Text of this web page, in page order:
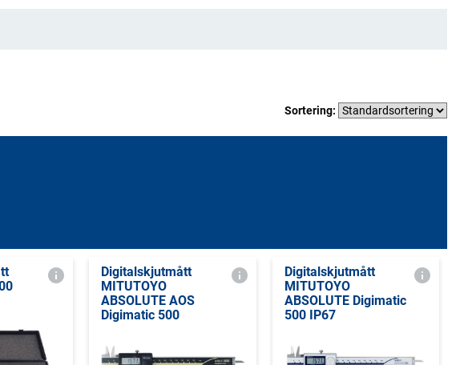
Sortering:
Digitalskjutmått
MITUTOYO
ABSOLUTE AOS
Digimatic 500
Digitalskjutmått
MITUTOYO
ABSOLUTE Digimatic
500 IP67